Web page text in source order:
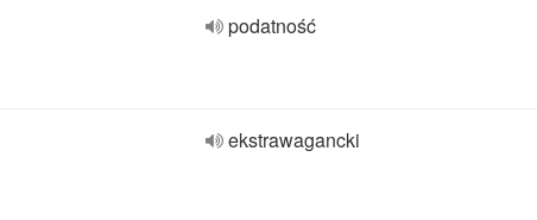
podatność
ekstrawagancki